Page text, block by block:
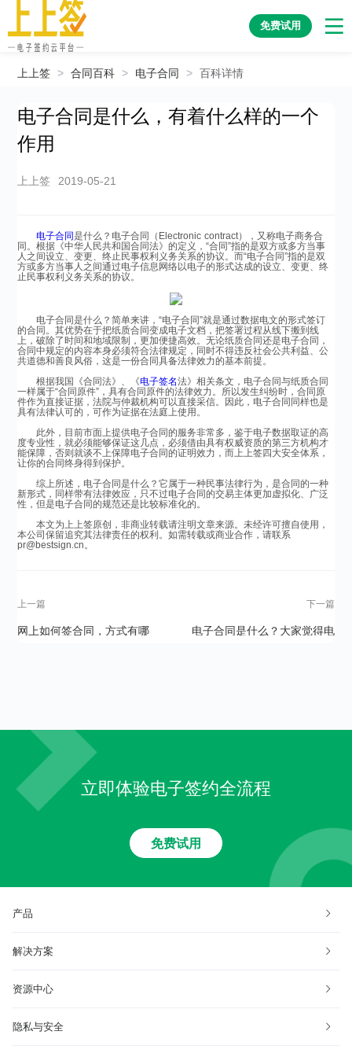
免费试用
上上签 > 合同百科 > 电子合同 > 百科详情
电子合同是什么，有着什么样的一个
作用
上上签 2019-05-21
电子合同是什么？电子合同（Electronic contract），又称电子商务合
同。根据《中华人民共和国合同法》的定义，“合同”指的是双方或多方当事
人之间设立、变更、终止民事权利义务关系的协议。而“电子合同”指的是双
方或多方当事人之间通过电子信息网络以电子的形式达成的设立、变更、终
止民事权利义务关系的协议。
电子合同是什么？简单来讲，“电子合同”就是通过数据电文的形式签订
的合同。其优势在于把纸质合同变成电子文档，把签署过程从线下搬到线
上，破除了时间和地域限制，更加便捷高效。无论纸质合同还是电子合同，
合同中规定的内容本身必须符合法律规定，同时不得违反社会公共利益、公
共道德和善良风俗，这是一份合同具备法律效力的基本前提。
根据我国《合同法》、《电子签名法》相关条文，电子合同与纸质合同
一样属于“合同原件”，具有合同原件的法律效力。所以发生纠纷时，合同原
件作为直接证据，法院与仲裁机构可以直接采信。因此，电子合同同样也是
具有法律认可的，可作为证据在法庭上使用。
此外，目前市面上提供电子合同的服务非常多，鉴于电子数据取证的高
度专业性，就必须能够保证这几点，必须借由具有权威资质的第三方机构才
能保障，否则就谈不上保障电子合同的证明效力，而上上签四大安全体系，
让你的合同终身得到保护。
综上所述，电子合同是什么？它属于一种民事法律行为，是合同的一种
新形式，同样带有法律效应，只不过电子合同的交易主体更加虚拟化、广泛
性，但是电子合同的规范还是比较标准化的。
本文为上上签原创，非商业转载请注明文章来源。未经许可擅自使用，
本公司保留追究其法律责任的权利。如需转载或商业合作，请联系
pr@bestsign.cn。
上一篇
网上如何签合同，方式有哪
下一篇
电子合同是什么？大家觉得电
立即体验电子签约全流程
免费试用
产品
解决方案
资源中心
隐私与安全